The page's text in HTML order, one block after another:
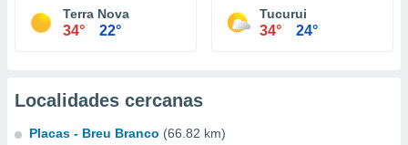
Terra Nova
34° 22°
Tucurui
34° 24°
Localidades cercanas
Placas - Breu Branco (66.82 km)